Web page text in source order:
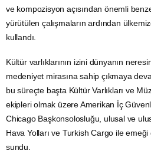
ve kompozisyon açısından önemli
yürütülen çalışmaların ardından
kullandı.
Kültür varlıklarının izini dünyanın
medeniyet mirasına sahip çıkmaya
bu süreçte başta Kültür Varlıkları ve
ekipleri olmak üzere Amerikan İç
Chicago Başkonsolosluğu, ulusal ve
Hava Yolları ve Turkish Cargo ile
sundu.